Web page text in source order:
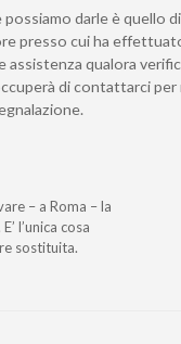
darle è quello di
presso cui ha
assistenza qualora
di contattarci per
– a Roma – la
l’unica cosa
sostituita.